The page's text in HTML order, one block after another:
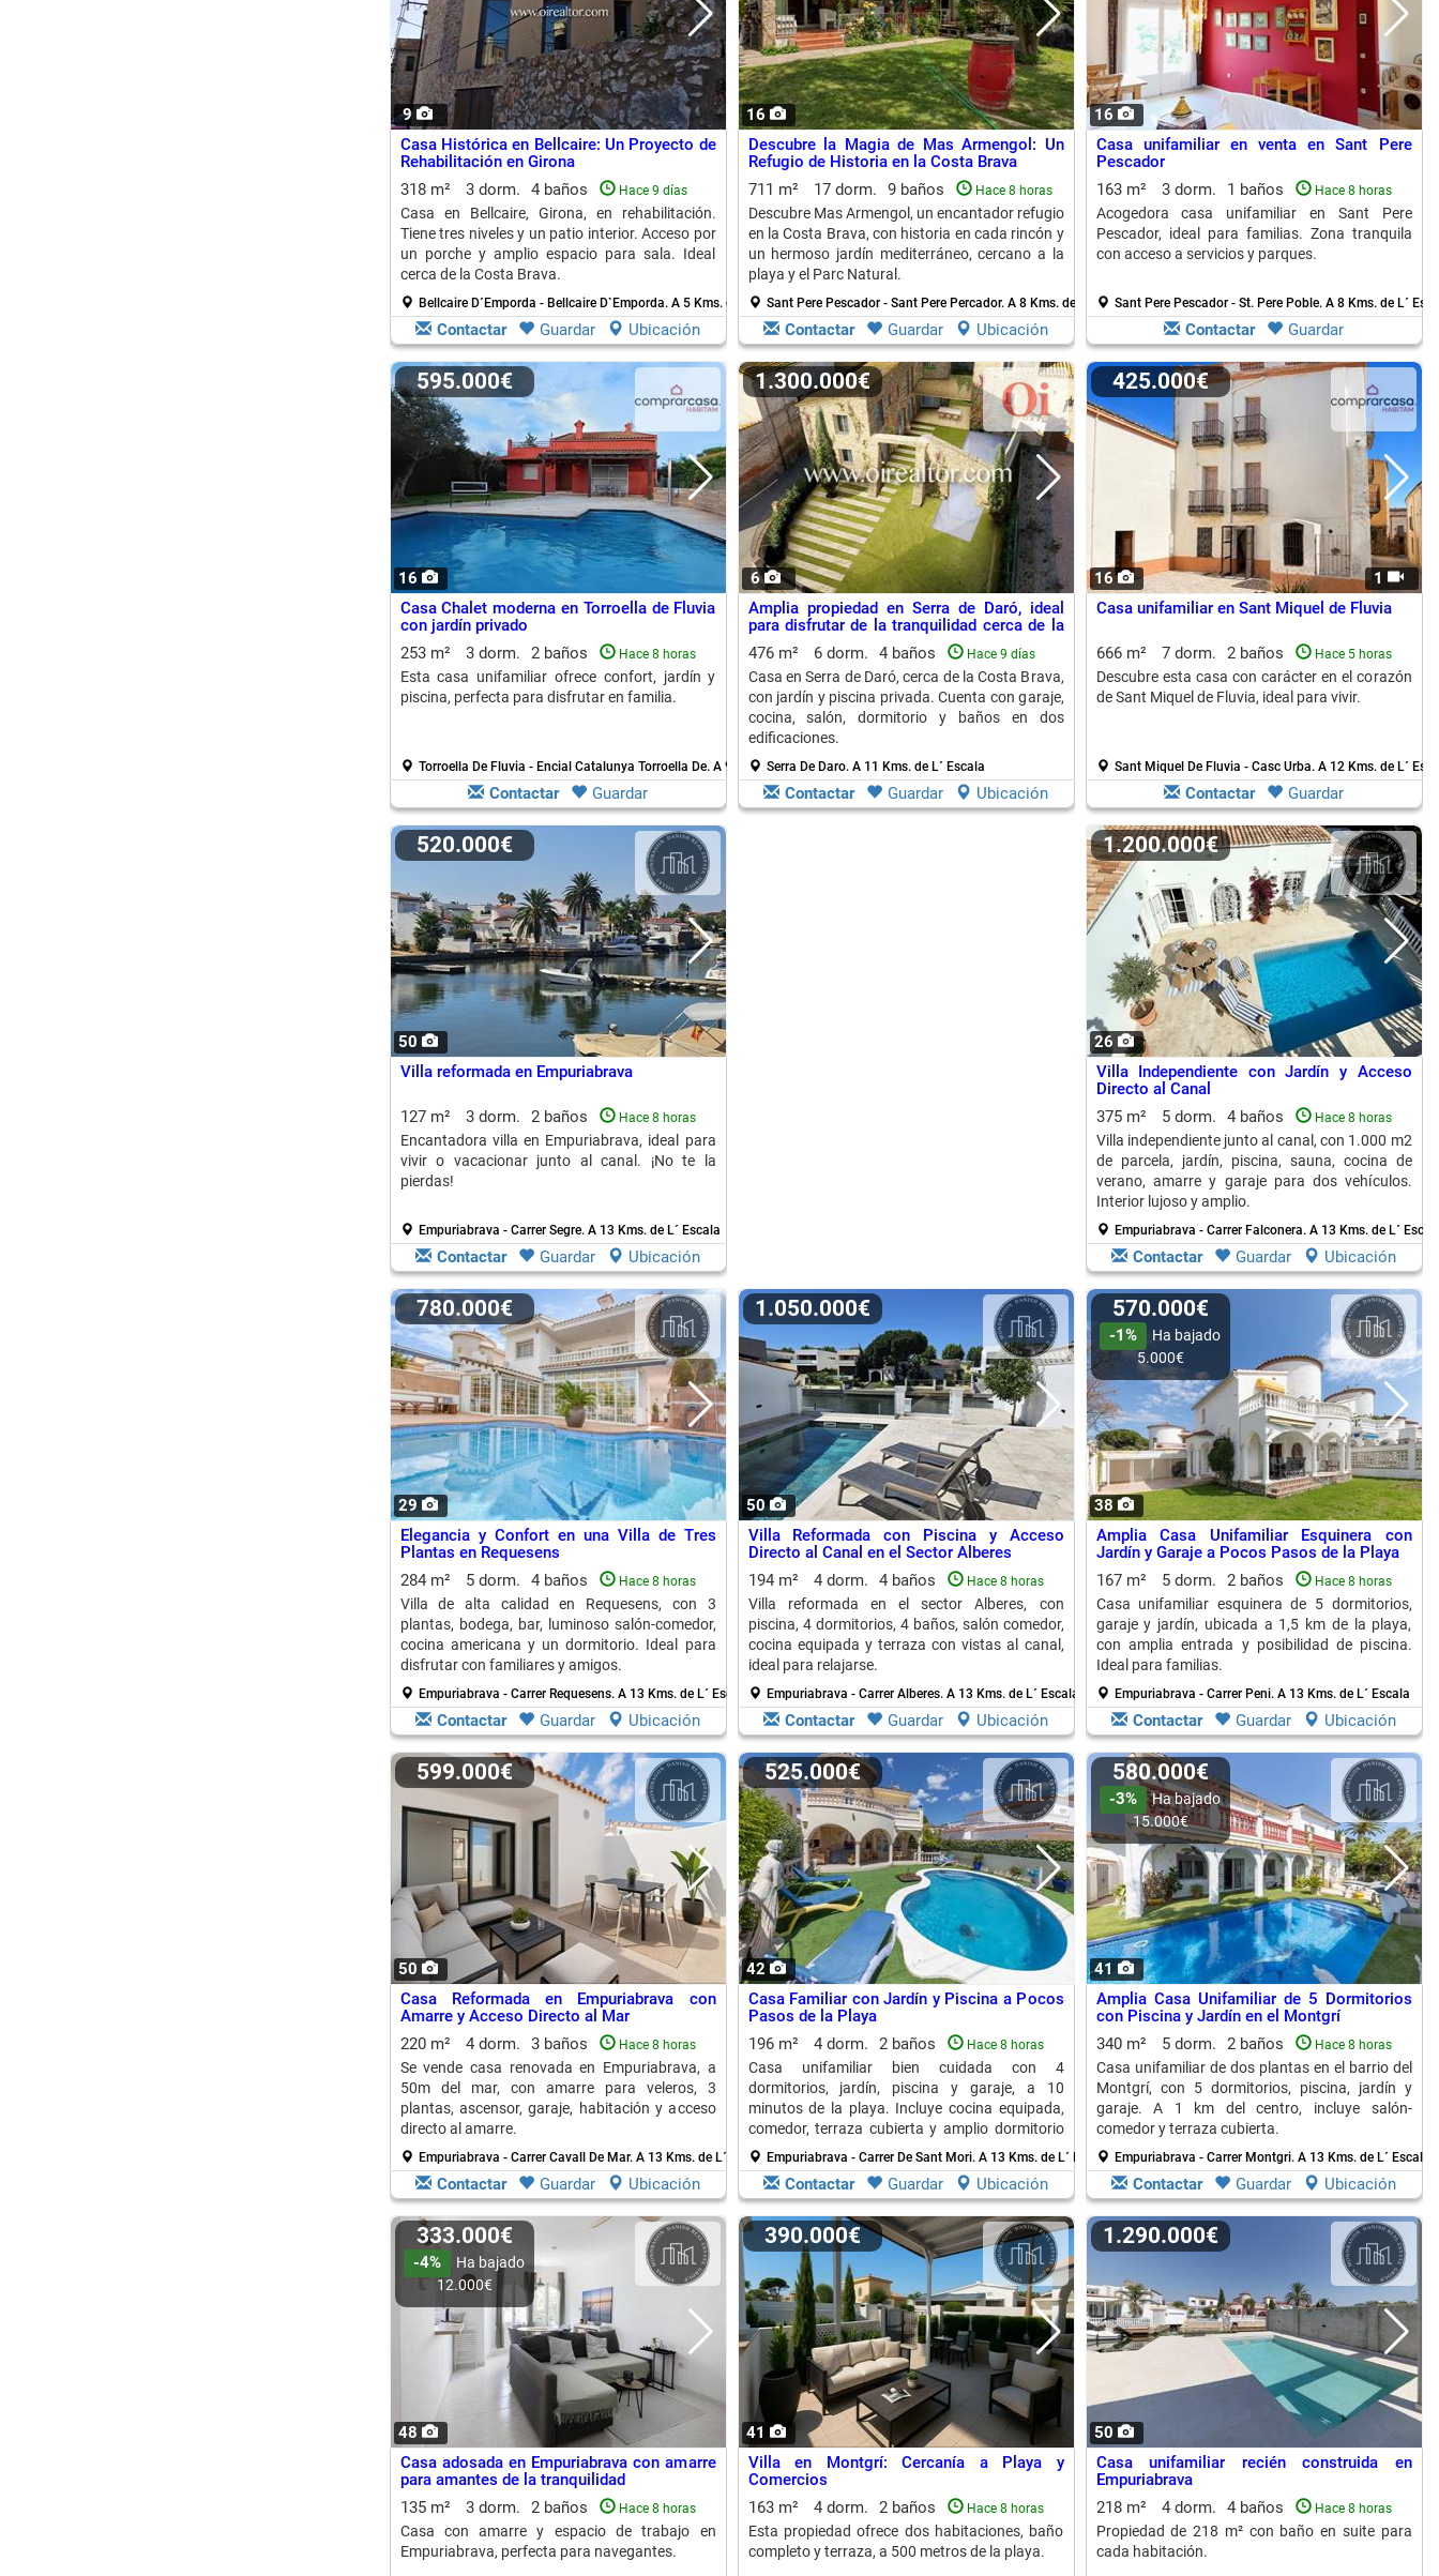
9
Casa Histórica en Bellcaire: Un Proyecto de
Rehabilitación en Girona
318 m²
3 dorm. 4 baños Hace 9 días
Casa en Bellcaire, Girona, en rehabilitación.
Tiene tres niveles y un patio interior. Acceso por
un porche y amplio espacio para sala. Ideal
cerca de la Costa Brava.
Bellcaire D´Emporda - Bellcaire D`Emporda. A 5 Kms. de L´ Escala
Contactar Guardar Ubicación
16
Descubre la Magia de Mas Armengol: Un
Refugio de Historia en la Costa Brava
711 m²
17 dorm. 9 baños Hace 8 horas
Descubre Mas Armengol, un encantador refugio
en la Costa Brava, con historia en cada rincón y
un hermoso jardín mediterráneo, cercano a la
playa y el Parc Natural.
Sant Pere Pescador - Sant Pere Percador. A 8 Kms. de L´ Escala
Contactar Guardar Ubicación
16
Casa unifamiliar en venta en Sant Pere
Pescador
163 m²
3 dorm. 1 baños Hace 8 horas
Acogedora casa unifamiliar en Sant Pere
Pescador, ideal para familias. Zona tranquila
con acceso a servicios y parques.
Sant Pere Pescador - St. Pere Poble. A 8 Kms. de L´
Contactar Guardar
16
595.000€
Casa Chalet moderna en Torroella de Fluvia
con jardín privado
253 m²
3 dorm. 2 baños Hace 8 horas
Esta casa unifamiliar ofrece confort, jardín y
piscina, perfecta para disfrutar en familia.
Torroella De Fluvia - Encial Catalunya Torroella De. A 9 Kms. de L´ Escala
Contactar Guardar
6
1.300.000€
Amplia propiedad en Serra de Daró, ideal
para disfrutar de la tranquilidad cerca de la
Costa Brava
476 m² 6 dorm. 4 baños Hace 9 días
Casa en Serra de Daró, cerca de la Costa Brava,
con jardín y piscina privada. Cuenta con garaje,
cocina, salón, dormitorio y baños en dos
edificaciones.
Serra De Daro. A 11 Kms. de L´ Escala
Contactar Guardar Ubicación
16 1
425.000€
Casa unifamiliar en Sant Miquel de Fluvia
666 m² 7 dorm. 2 baños Hace 5 horas
Descubre esta casa con carácter en el corazón
de Sant Miquel de Fluvia, ideal para vivir.
Sant Miquel De Fluvia - Casc Urba. A 12 Kms. de L´
Contactar Guardar
50
520.000€
Villa reformada en Empuriabrava
127 m² 3 dorm. 2 baños Hace 8 horas
Encantadora villa en Empuriabrava, ideal para
vivir o vacacionar junto al canal. ¡No te la
pierdas!
Empuriabrava - Carrer Segre. A 13 Kms. de L´ Escala
Contactar Guardar Ubicación
26
1.200.000€
Villa Independiente con Jardín y Acceso
Directo al Canal
375 m²
5 dorm. 4 baños Hace 8 horas
Villa independiente junto al canal, con 1.000 m2
de parcela, jardín, piscina, sauna, cocina de
verano, amarre y garaje para dos vehículos.
Interior lujoso y amplio.
Empuriabrava - Carrer Falconera. A 13 Kms. de L´
Contactar Guardar Ubicación
29
780.000€
Elegancia y Confort en una Villa de Tres
Plantas en Requesens
284 m²
5 dorm. 4 baños Hace 8 horas
Villa de alta calidad en Requesens, con 3
plantas, bodega, bar, luminoso salón-comedor,
cocina americana y un dormitorio. Ideal para
disfrutar con familiares y amigos.
Empuriabrava - Carrer Requesens. A 13 Kms. de L´ Escala
Contactar Guardar Ubicación
50
1.050.000€
Villa Reformada con Piscina y Acceso
Directo al Canal en el Sector Alberes
194 m²
4 dorm. 4 baños Hace 8 horas
Villa reformada en el sector Alberes, con
piscina, 4 dormitorios, 4 baños, salón comedor,
cocina equipada y terraza con vistas al canal,
ideal para relajarse.
Empuriabrava - Carrer Alberes. A 13 Kms. de L´ Escala
Contactar Guardar Ubicación
38
570.000€
-1%
Ha bajado
5.000€
Amplia Casa Unifamiliar Esquinera con
Jardín y Garaje a Pocos Pasos de la Playa
167 m²
5 dorm. 2 baños Hace 8 horas
Casa unifamiliar esquinera de 5 dormitorios,
garaje y jardín, ubicada a 1,5 km de la playa,
con amplia entrada y posibilidad de piscina.
Ideal para familias.
Empuriabrava - Carrer Peni. A 13 Kms. de L´ Escala
Contactar Guardar Ubicación
50
599.000€
Casa Reformada en Empuriabrava con
Amarre y Acceso Directo al Mar
220 m²
4 dorm. 3 baños Hace 8 horas
Se vende casa renovada en Empuriabrava, a
50m del mar, con amarre para veleros, 3
plantas, ascensor, garaje, habitación y acceso
directo al amarre.
Empuriabrava - Carrer Cavall De Mar. A 13 Kms. de L´ Escala
Contactar Guardar Ubicación
42
525.000€
Casa Familiar con Jardín y Piscina a Pocos
Pasos de la Playa
196 m²
4 dorm. 2 baños Hace 8 horas
Casa unifamiliar bien cuidada con 4
dormitorios, jardín, piscina y garaje, a 10
minutos de la playa. Incluye cocina equipada,
comedor, terraza cubierta y amplio dormitorio
con baño.
Empuriabrava - Carrer De Sant Mori. A 13 Kms. de L´ Escala
Contactar Guardar Ubicación
41
580.000€
-3%
Ha bajado
15.000€
Amplia Casa Unifamiliar de 5 Dormitorios
con Piscina y Jardín en el Montgrí
340 m²
5 dorm. 2 baños Hace 8 horas
Casa unifamiliar de dos plantas en el barrio del
Montgrí, con 5 dormitorios, piscina, jardín y
garaje. A 1 km del centro, incluye salón-
comedor y terraza cubierta.
Empuriabrava - Carrer Montgri. A 13 Kms. de L´ Escala
Contactar Guardar Ubicación
48
333.000€
-4%
Ha bajado
12.000€
Casa adosada en Empuriabrava con amarre
para amantes de la tranquilidad
135 m²
3 dorm. 2 baños Hace 8 horas
Casa con amarre y espacio de trabajo en
Empuriabrava, perfecta para navegantes.
41
390.000€
Villa en Montgrí: Cercanía a Playa y
Comercios
163 m²
4 dorm. 2 baños Hace 8 horas
Esta propiedad ofrece dos habitaciones, baño
completo y terraza, a 500 metros de la playa.
50
1.290.000€
Casa unifamiliar recién construida en
Empuriabrava
218 m²
4 dorm. 4 baños Hace 8 horas
Propiedad de 218 m² con baño en suite para
cada habitación.